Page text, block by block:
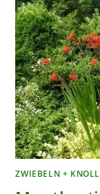
ZWIEBELN +